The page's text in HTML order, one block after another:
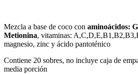
Mezcla a base de coco con aminoácidos:
Metionina, vitaminas:
magnesio, zinc y ácido pantoténico
Contiene 20 sobres, no incluye caja de
media porción